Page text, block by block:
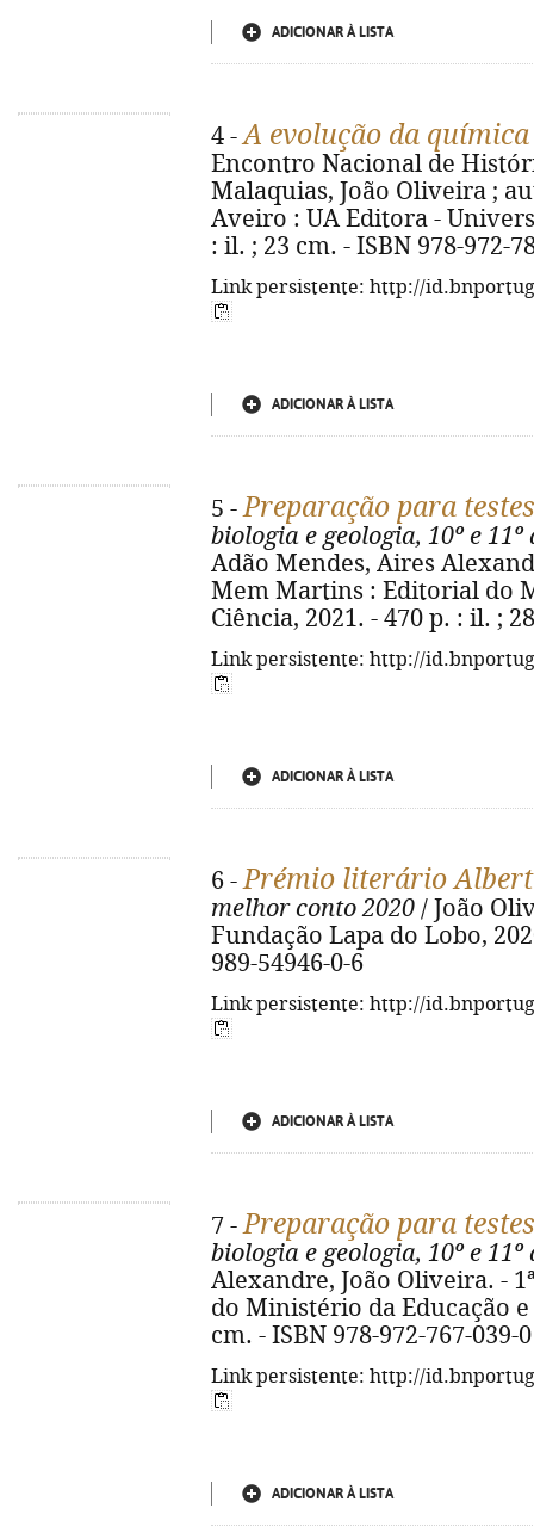
ADICIONAR À LISTA
4 -A evolução da química
Encontro Nacional de
Malaquias, João Oliveira ;
Aveiro : UA Editora -
: il. ; 23 cm. - ISBN 978-972-
Link persistente: http://
ADICIONAR À LISTA
5 -Preparação para
biologia e geologia, 10º e 11º
Adão Mendes, Aires
Mem Martins : Editorial do
Ciência, 2021. - 470 p. : il. ;
Link persistente: http://
ADICIONAR À LISTA
6 -Prémio literário
melhor conto 2020 / João
Fundação Lapa do Lobo,
989-54946-0-6
Link persistente: http://
ADICIONAR À LISTA
7 -Preparação para
biologia e geologia, 10º e 11º
Alexandre, João Oliveira. -
do Ministério da Educação e
cm. - ISBN 978-972-767-039-0
Link persistente: http://
ADICIONAR À LISTA